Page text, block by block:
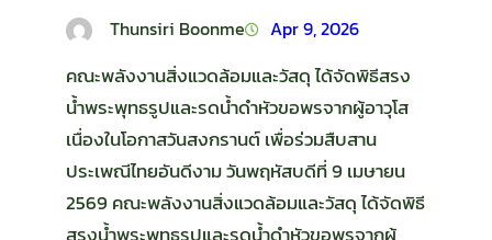
Thunsiri Boonme Apr 9, 2026
คณะพลังงานสิ่งแวดล้อมและวัสดุ ได้จัดพิธีสรง
น้ำพระพุทธรูปและรดน้ำดำหัวขอพรจากผู้อาวุโส
เนื่องในโอกาสวันสงกรานต์ เพื่อร่วมสืบสาน
ประเพณีไทยอันดีงาม วันพฤหัสบดีที่ 9 เมษายน
2569 คณะพลังงานสิ่งแวดล้อมและวัสดุ ได้จัดพิธี